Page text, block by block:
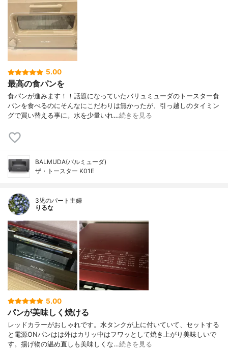
5.00
最高の食パンを
食パンが進みます！！話題になっていたバリュミューダのトースター食
パンを食べるのにそんなにこだわりは無かったが、引っ越しのタイミン
グで買い替える事に。水を少量いれ…続きを見る
BALMUDA(バルミューダ)
ザ・トースター K01E
3児のパート主婦
りるな
5.00
パンが美味しく焼ける
レッドカラーがおしゃれです。水タンクが上に付いていて、セットする
と電源ONパンはは外はカリッ中はフワッとして焼き上がり美味しいで
す。揚げ物の温め直しも美味しくな…続きを見る